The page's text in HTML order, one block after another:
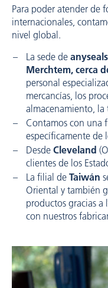
Para poder atender de
internacionales,
nivel global.
La sede de anyseals
Merchtem, cerca
personal
mercancías, los
almacenamiento, la
Contamos con una
específicamente de
Desde Cleveland
clientes de los
La filial de Taiwán
Oriental y también
productos gracias
con nuestros